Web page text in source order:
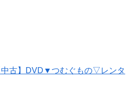
中古】DVD▼つむぐもの▽レンタ